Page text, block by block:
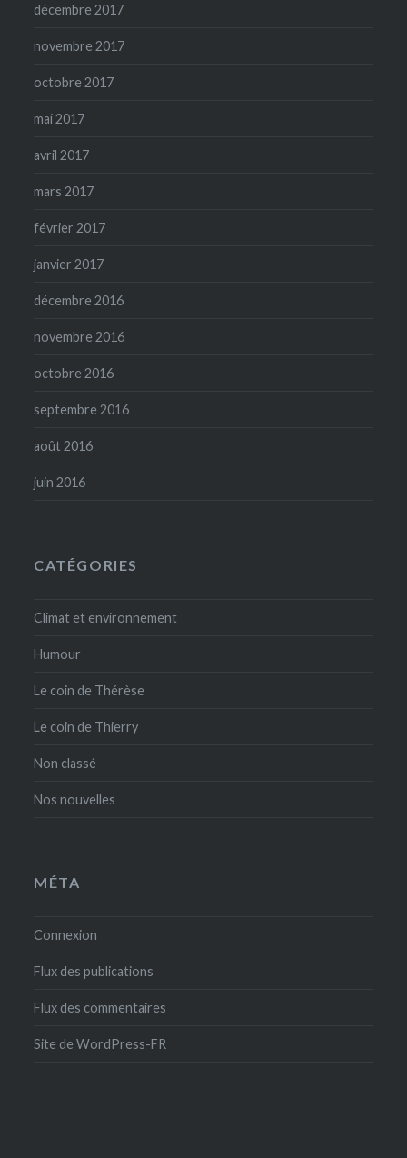
décembre 2017
novembre 2017
octobre 2017
mai 2017
avril 2017
mars 2017
février 2017
janvier 2017
décembre 2016
novembre 2016
octobre 2016
septembre 2016
août 2016
juin 2016
CATÉGORIES
Climat et environnement
Humour
Le coin de Thérèse
Le coin de Thierry
Non classé
Nos nouvelles
MÉTA
Connexion
Flux des publications
Flux des commentaires
Site de WordPress-FR